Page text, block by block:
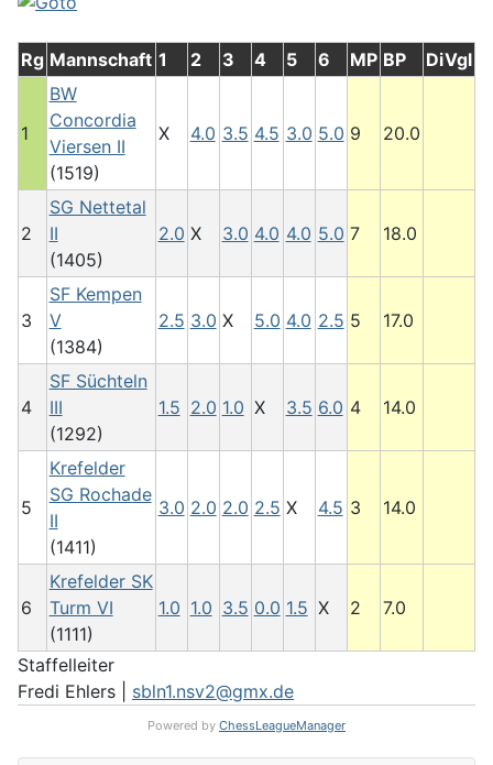
Rg Mannschaft 1 2 3 4 5 6 MP BP DiVgl
1
BW
Concordia
Viersen II
(1519)
X 4.0 3.5 4.5 3.0 5.0 9 20.0
2
SG Nettetal
II
(1405)
2.0 X 3.0 4.0 4.0 5.0 7 18.0
3
SF Kempen
V
(1384)
2.5 3.0 X 5.0 4.0 2.5 5 17.0
4
SF Süchteln
III
(1292)
1.5 2.0 1.0 X 3.5 6.0 4 14.0
5
Krefelder
SG Rochade
II
(1411)
3.0 2.0 2.0 2.5 X 4.5 3 14.0
6
Krefelder SK
Turm VI
(1111)
1.0 1.0 3.5 0.0 1.5 X 2 7.0
Staffelleiter
Fredi Ehlers | sbln1.nsv2@gmx.de
Powered by ChessLeagueManager